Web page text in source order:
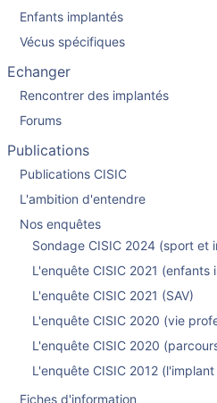
Enfants implantés
Vécus spécifiques
Echanger
Rencontrer des implantés
Forums
Publications
Publications CISIC
L'ambition d'entendre
Nos enquêtes
Sondage CISIC 2024 (sport et
L'enquête CISIC 2021 (enfants
L'enquête CISIC 2021 (SAV)
L'enquête CISIC 2020 (vie
L'enquête CISIC 2020
L'enquête CISIC 2012
Fiches d'information